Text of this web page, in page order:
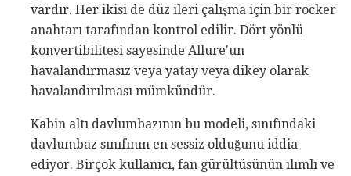
vardır. Her ikisi de düz ileri çalışma için bir rocker
anahtarı tarafından kontrol edilir. Dört yönlü
konvertibilitesi sayesinde Allure'un
havalandırmasız veya yatay veya dikey olarak
havalandırılması mümkündür.
Kabin altı davlumbazının bu modeli, sınıfındaki
davlumbaz sınıfının en sessiz olduğunu iddia
ediyor. Birçok kullanıcı, fan gürültüsünün ılımlı ve